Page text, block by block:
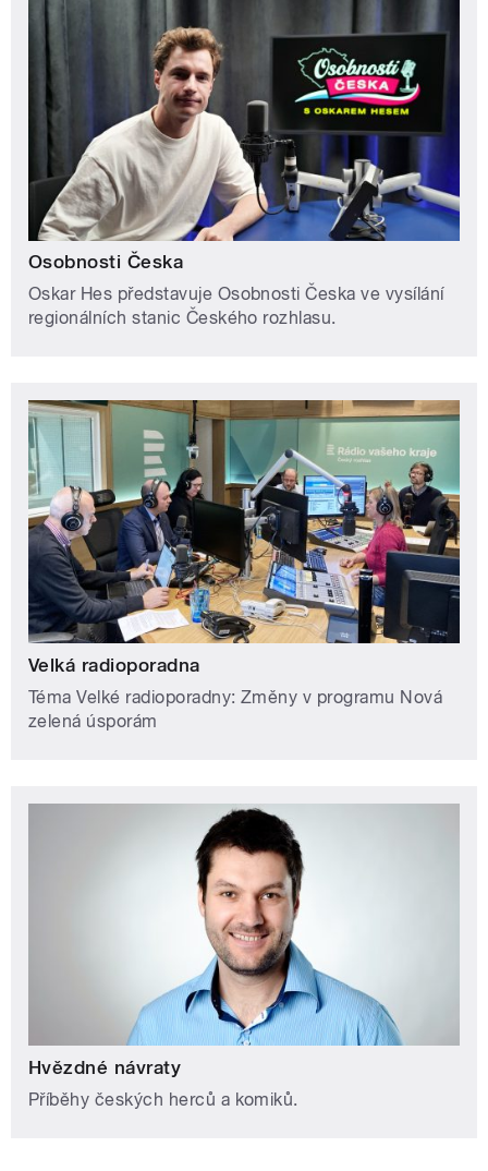
Osobnosti Česka
Oskar Hes představuje Osobnosti Česka ve vysílání
regionálních stanic Českého rozhlasu.
Velká radioporadna
Téma Velké radioporadny: Změny v programu Nová
zelená úsporám
Hvězdné návraty
Příběhy českých herců a komiků.